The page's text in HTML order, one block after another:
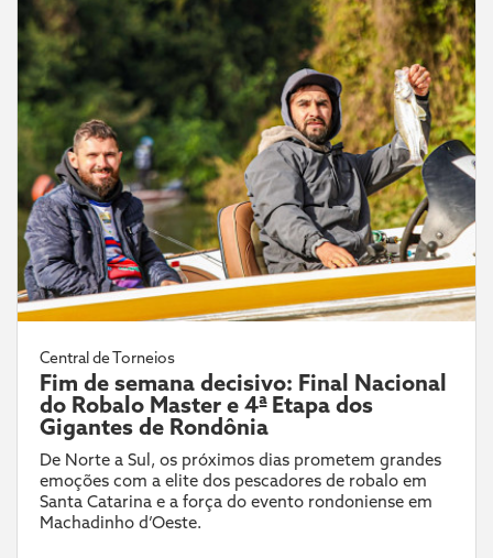
Central de Torneios
Fim de semana decisivo: Final Nacional
do Robalo Master e 4ª Etapa dos
Gigantes de Rondônia
De Norte a Sul, os próximos dias prometem grandes
emoções com a elite dos pescadores de robalo em
Santa Catarina e a força do evento rondoniense em
Machadinho d’Oeste.